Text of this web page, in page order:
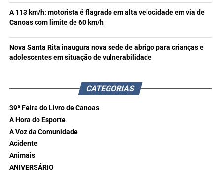
A 113 km/h: motorista é flagrado em alta velocidade em via de
Canoas com limite de 60 km/h
Nova Santa Rita inaugura nova sede de abrigo para crianças e
adolescentes em situação de vulnerabilidade
CATEGORIAS
39ª Feira do Livro de Canoas
A Hora do Esporte
A Voz da Comunidade
Acidente
Animais
ANIVERSÁRIO